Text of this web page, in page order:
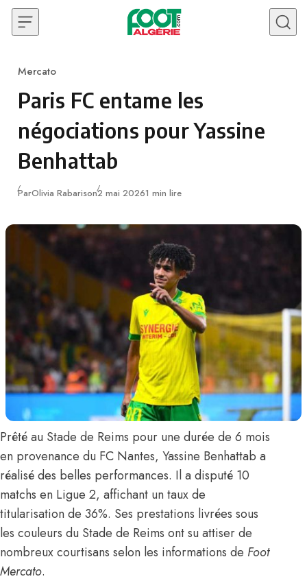
Skip to content
Category
Mercato
Paris FC entame les
négociations pour Yassine
Benhattab
ParOlivia RabarisonPublié
2 mai 20261 min lire
Prêté au Stade de Reims pour une durée de 6 mois
en provenance du FC Nantes, Yassine Benhattab a
réalisé des belles performances. Il a disputé 10
matchs en Ligue 2, affichant un taux de
titularisation de 36%. Ses prestations livrées sous
les couleurs du Stade de Reims ont su attiser de
nombreux courtisans selon les informations de Foot
Mercato.